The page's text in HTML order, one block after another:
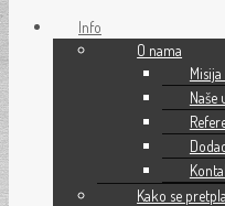
Preskoči na glavni sadržaj
Seminar –
Info
O nama
Naše
Kako se